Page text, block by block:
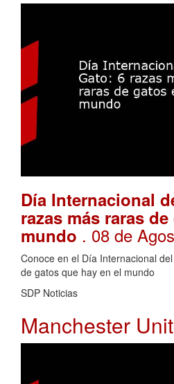
Día Internacional
razas más raras
mundo . 08 de
Conoce en el Día Internacional
de gatos que hay en el mundo
SDP Noticias
Manchester